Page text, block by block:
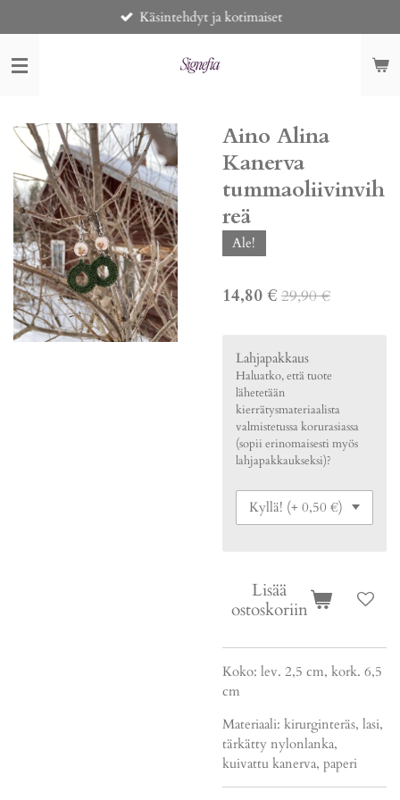
pääsisältöön
Käsintehdyt ja kotimaiset
Aino Alina
Kanerva
tummaoliivinvih
reä
Ale!
14,80 € 29,90 €
Lahjapakkaus
Haluatko, että tuote
lähetetään
kierrätysmateriaalista
valmistetussa korurasiassa
(sopii erinomaisesti myös
lahjapakkaukseksi)?
Lisää
ostoskoriin
Koko: lev. 2,5 cm, kork. 6,5
cm
Materiaali: kirurginteräs, lasi,
tärkätty nylonlanka,
kuivattu kanerva, paperi